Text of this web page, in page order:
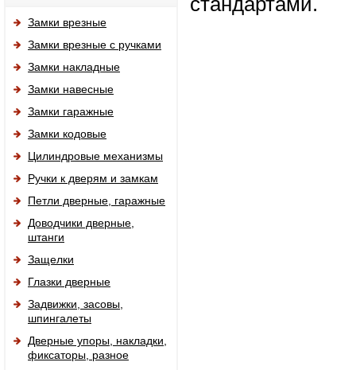
Замки врезные
Замки врезные с ручками
Замки накладные
Замки навесные
Замки гаражные
Замки кодовые
Цилиндровые механизмы
Ручки к дверям и замкам
Петли дверные, гаражные
Доводчики дверные,
штанги
Защелки
Глазки дверные
Задвижки, засовы,
шпингалеты
Дверные упоры, накладки,
фиксаторы, разное